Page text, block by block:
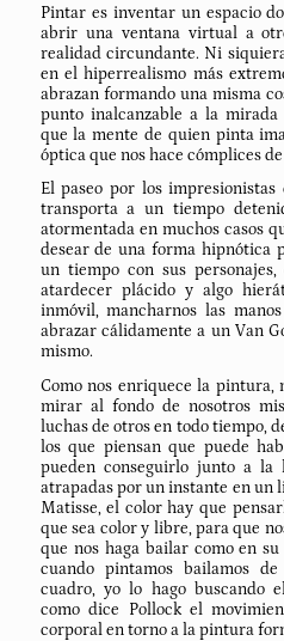
Pintar es inventar un espacio
abrir una ventana virtual a
realidad circundante. Ni
en el hiperrealismo más
abrazan formando una misma
punto inalcanzable a la
que la mente de quien pinta
óptica que nos hace cómplices
El paseo por los
transporta a un tiempo
atormentada en muchos casos
desear de una forma hipnótica
un tiempo con sus
atardecer plácido y algo
inmóvil, mancharnos las
abrazar cálidamente a un Van
mismo.
Como nos enriquece la pintura,
mirar al fondo de nosotros
luchas de otros en todo tiempo,
los que piensan que puede
pueden conseguirlo junto a la
atrapadas por un instante en un
Matisse, el color hay que
que sea color y libre, para que
que nos haga bailar como en
cuando pintamos bailamos
cuadro, yo lo hago buscando
como dice Pollock el
corporal en torno a la pintura